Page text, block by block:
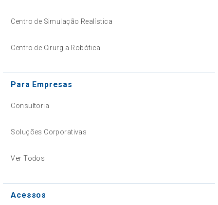
Centro de Simulação Realística
Centro de Cirurgia Robótica
Para Empresas
Consultoria
Soluções Corporativas
Ver Todos
Acessos